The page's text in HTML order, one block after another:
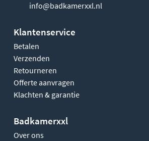
info@badkamerxxl.nl
Klantenservice
Betalen
Verzenden
Retourneren
Offerte aanvragen
Klachten & garantie
Badkamerxxl
Over ons